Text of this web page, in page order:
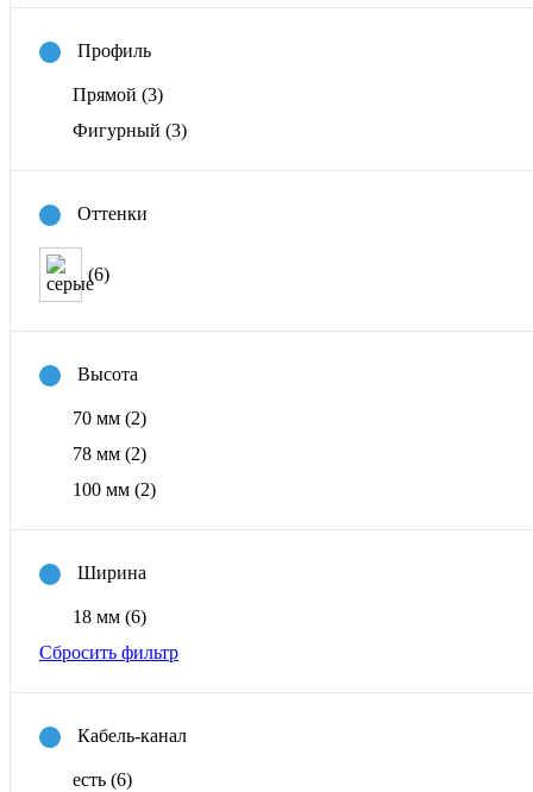
Профиль
Прямой (3)
Фигурный (3)
Оттенки
(6)
Высота
70 мм (2)
78 мм (2)
100 мм (2)
Ширина
18 мм (6)
Сбросить фильтр
Кабель-канал
есть (6)